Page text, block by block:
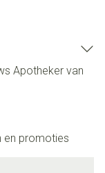
Apotheker van
en promoties